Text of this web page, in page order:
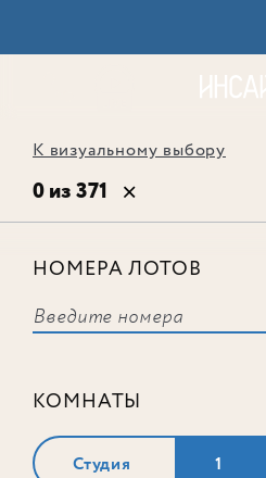
К визуальному выбору
0 из 371
НОМЕРА ЛОТОВ
КОМНАТЫ
Студия 1
соответствует